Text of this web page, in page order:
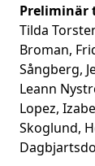
Preliminär
Tilda
Broman,
Sångberg,
Leann
Lopez,
Skoglund,